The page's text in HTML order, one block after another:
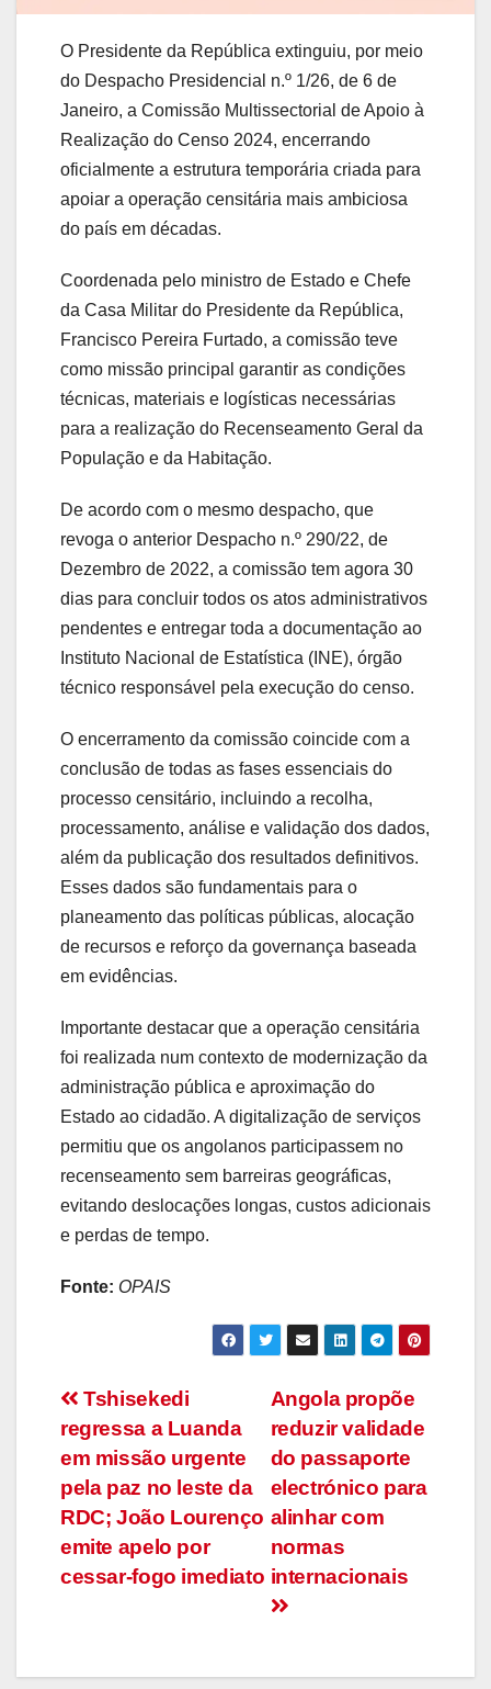
O Presidente da República extinguiu, por meio
do Despacho Presidencial n.º 1/26, de 6 de
Janeiro, a Comissão Multissectorial de Apoio à
Realização do Censo 2024, encerrando
oficialmente a estrutura temporária criada para
apoiar a operação censitária mais ambiciosa
do país em décadas.
Coordenada pelo ministro de Estado e Chefe
da Casa Militar do Presidente da República,
Francisco Pereira Furtado, a comissão teve
como missão principal garantir as condições
técnicas, materiais e logísticas necessárias
para a realização do Recenseamento Geral da
População e da Habitação.
De acordo com o mesmo despacho, que
revoga o anterior Despacho n.º 290/22, de
Dezembro de 2022, a comissão tem agora 30
dias para concluir todos os atos administrativos
pendentes e entregar toda a documentação ao
Instituto Nacional de Estatística (INE), órgão
técnico responsável pela execução do censo.
O encerramento da comissão coincide com a
conclusão de todas as fases essenciais do
processo censitário, incluindo a recolha,
processamento, análise e validação dos dados,
além da publicação dos resultados definitivos.
Esses dados são fundamentais para o
planeamento das políticas públicas, alocação
de recursos e reforço da governança baseada
em evidências.
Importante destacar que a operação censitária
foi realizada num contexto de modernização da
administração pública e aproximação do
Estado ao cidadão. A digitalização de serviços
permitiu que os angolanos participassem no
recenseamento sem barreiras geográficas,
evitando deslocações longas, custos adicionais
e perdas de tempo.
Fonte: OPAIS
Navegação
de
artigos
Angola propõe
reduzir validade
do passaporte
electrónico para
alinhar com
normas
internacionais
Tshisekedi
regressa a Luanda
em missão urgente
pela paz no leste da
RDC; João Lourenço
emite apelo por
cessar-fogo imediato